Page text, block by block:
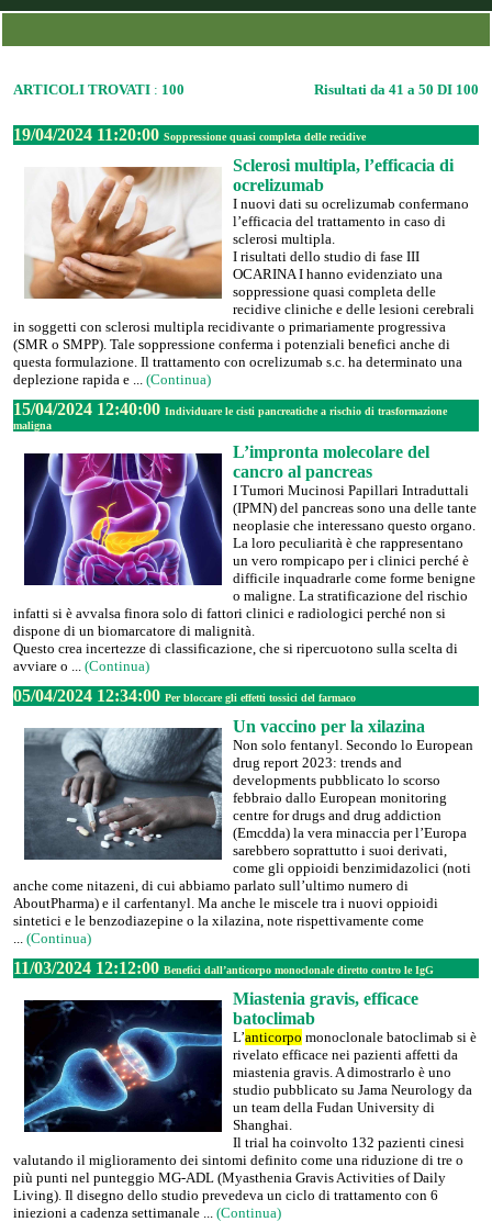
ARTICOLI TROVATI : 100 Risultati da 41 a 50 DI 100
19/04/2024 11:20:00 Soppressione quasi completa delle recidive
Sclerosi multipla, l’efficacia di
ocrelizumab
I nuovi dati su ocrelizumab confermano
l’efficacia del trattamento in caso di
sclerosi multipla.
I risultati dello studio di fase III
OCARINA I hanno evidenziato una
soppressione quasi completa delle
recidive cliniche e delle lesioni cerebrali
in soggetti con sclerosi multipla recidivante o primariamente progressiva
(SMR o SMPP). Tale soppressione conferma i potenziali benefici anche di
questa formulazione. Il trattamento con ocrelizumab s.c. ha determinato una
deplezione rapida e ... (Continua)
15/04/2024 12:40:00 Individuare le cisti pancreatiche a rischio di trasformazione
maligna
L’impronta molecolare del
cancro al pancreas
I Tumori Mucinosi Papillari Intraduttali
(IPMN) del pancreas sono una delle tante
neoplasie che interessano questo organo.
La loro peculiarità è che rappresentano
un vero rompicapo per i clinici perché è
difficile inquadrarle come forme benigne
o maligne. La stratificazione del rischio
infatti si è avvalsa finora solo di fattori clinici e radiologici perché non si
dispone di un biomarcatore di malignità.
Questo crea incertezze di classificazione, che si ripercuotono sulla scelta di
avviare o ... (Continua)
05/04/2024 12:34:00 Per bloccare gli effetti tossici del farmaco
Un vaccino per la xilazina
Non solo fentanyl. Secondo lo European
drug report 2023: trends and
developments pubblicato lo scorso
febbraio dallo European monitoring
centre for drugs and drug addiction
(Emcdda) la vera minaccia per l’Europa
sarebbero soprattutto i suoi derivati,
come gli oppioidi benzimidazolici (noti
anche come nitazeni, di cui abbiamo parlato sull’ultimo numero di
AboutPharma) e il carfentanyl. Ma anche le miscele tra i nuovi oppioidi
sintetici e le benzodiazepine o la xilazina, note rispettivamente come
... (Continua)
11/03/2024 12:12:00 Benefici dall’anticorpo monoclonale diretto contro le IgG
Miastenia gravis, efficace
batoclimab
L’anticorpo monoclonale batoclimab si è
rivelato efficace nei pazienti affetti da
miastenia gravis. A dimostrarlo è uno
studio pubblicato su Jama Neurology da
un team della Fudan University di
Shanghai.
Il trial ha coinvolto 132 pazienti cinesi
valutando il miglioramento dei sintomi definito come una riduzione di tre o
più punti nel punteggio MG-ADL (Myasthenia Gravis Activities of Daily
Living). Il disegno dello studio prevedeva un ciclo di trattamento con 6
iniezioni a cadenza settimanale ... (Continua)